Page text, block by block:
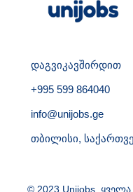
დაგვიკავშირდით
+995 599 864040
info@unijobs.ge
თბილისი,
© 2023 Unijobs.